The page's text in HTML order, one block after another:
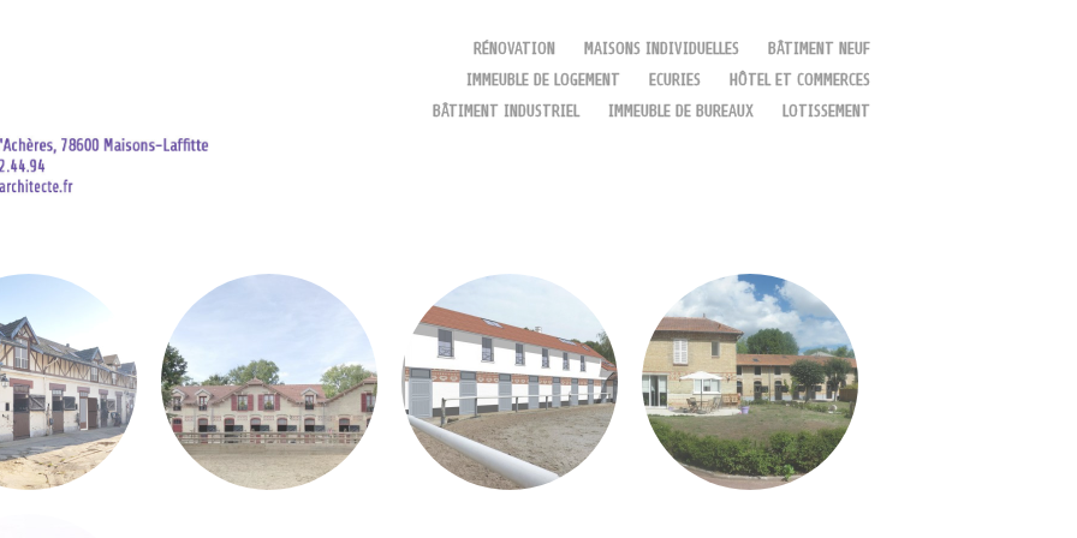
RÉNOVATION MAISONS INDIVIDUELLES
BÂTIMENT NEUF
IMMEUBLE DE LOGEMENT
ECURIES
HÔTEL ET COMMERCES
BÂTIMENT INDUSTRIEL
IMMEUBLE DE BUREAUX LOTISSEMENT